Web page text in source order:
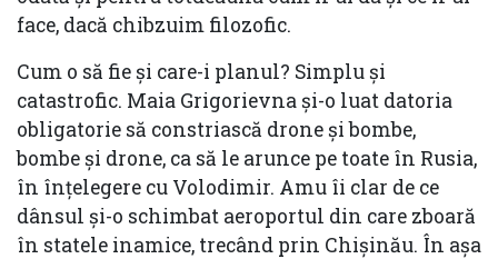
face, dacă chibzuim filozofic.
Cum o să fie și care-i planul? Simplu și
catastrofic. Maia Grigorievna și-o luat datoria
obligatorie să constriască drone și bombe,
bombe și drone, ca să le arunce pe toate în Rusia,
în înțelegere cu Volodimir. Amu îi clar de ce
dânsul și-o schimbat aeroportul din care zboară
în statele inamice, trecând prin Chișinău. În așa